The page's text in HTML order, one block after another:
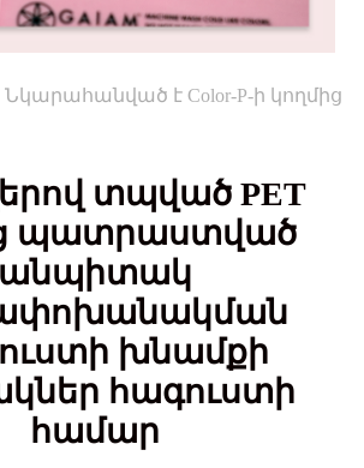
Նկարահանված է Color-P-ի կողմից
տպված PET
պատրաստված
անպիտակ
խնամքի
հագուստի
համար